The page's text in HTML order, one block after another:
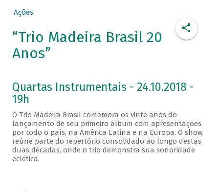
Ações
“Trio Madeira Brasil 20
Anos”
Quartas Instrumentais - 24.10.2018 -
19h
O Trio Madeira Brasil comemora os vinte anos do
lançamento de seu primeiro álbum com apresentações
por todo o país, na América Latina e na Europa. O show
reúne parte do repertório consolidado ao longo destas
duas décadas, onde o trio demonstra sua sonoridade
eclética.